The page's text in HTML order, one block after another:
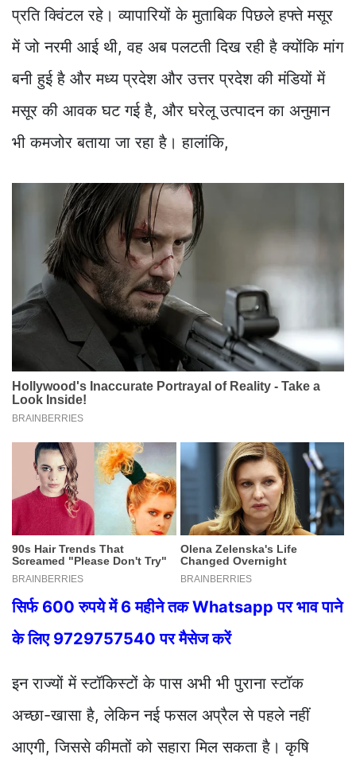
प्रति क्विंटल रहे। व्यापारियों के मुताबिक पिछले हफ्ते मसूर
में जो नरमी आई थी, वह अब पलटती दिख रही है क्योंकि मांग
बनी हुई है और मध्य प्रदेश और उत्तर प्रदेश की मंडियों में
मसूर की आवक घट गई है, और घरेलू उत्पादन का अनुमान
भी कमजोर बताया जा रहा है। हालांकि,
सिर्फ 600 रुपये में 6 महीने तक Whatsapp पर भाव पाने
के लिए 9729757540 पर मैसेज करें
इन राज्यों में स्टॉकिस्टों के पास अभी भी पुराना स्टॉक
अच्छा-खासा है, लेकिन नई फसल अप्रैल से पहले नहीं
आएगी, जिससे कीमतों को सहारा मिल सकता है। कृषि